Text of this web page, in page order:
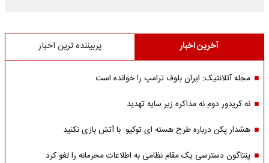
آخرین اخبار پربیننده ترین اخبار
مجله آتلانتیک: ایران بلوف ترامپ را خوانده است
نه کریدور دوم نه مذاکره زیر سایه تهدید
هشدار پکن درباره طرح هسته ای توکیو: با آتش بازی نکنید
پنتاگون دسترسی یک مقام نظامی به اطلاعات محرمانه را لغو کرد